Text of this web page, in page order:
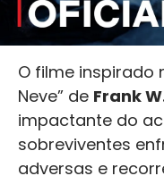
O filme inspirado
Neve” de Frank
impactante do
sobreviventes
adversas e